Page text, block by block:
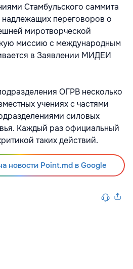
Стамбульского саммита
переговоров о
миротворческой
миссию с международным
в Заявлении МИДЕИ
ОГРВ несколько
учениях с частями
силовых
Каждый раз официальный
таких действий.
новости Point.md в Google